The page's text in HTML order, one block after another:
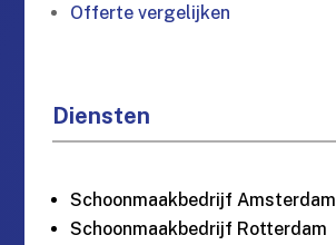
Offerte vergelijken
Diensten
Schoonmaakbedrijf Amsterdam
Schoonmaakbedrijf Rotterdam